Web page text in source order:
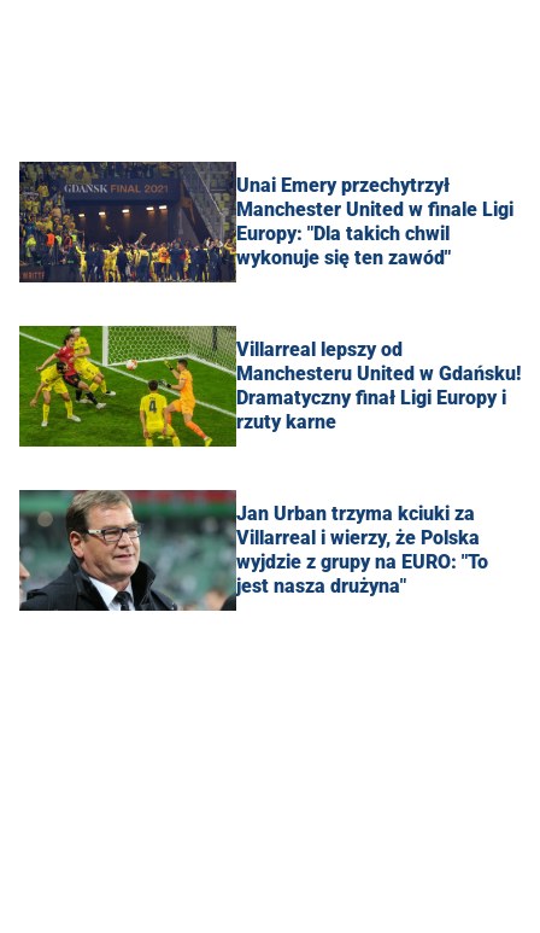
Unai Emery przechytrzył
Manchester United w finale Ligi
Europy: "Dla takich chwil
wykonuje się ten zawód"
Villarreal lepszy od
Manchesteru United w Gdańsku!
Dramatyczny finał Ligi Europy i
rzuty karne
Jan Urban trzyma kciuki za
Villarreal i wierzy, że Polska
wyjdzie z grupy na EURO: "To
jest nasza drużyna"